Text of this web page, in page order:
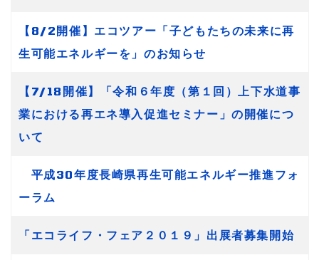
【8/2開催】エコツアー「子どもたちの未来に再
生可能エネルギーを」のお知らせ
【7/18開催】「令和６年度（第１回）上下水道事
業における再エネ導入促進セミナー」の開催につ
いて
平成30年度長崎県再生可能エネルギー推進フォ
ーラム
「エコライフ・フェア２０１９」出展者募集開始